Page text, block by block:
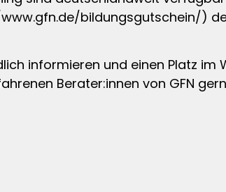
bildungsgutschein/)
informieren und einen Platz im
Berater:innen von GFN